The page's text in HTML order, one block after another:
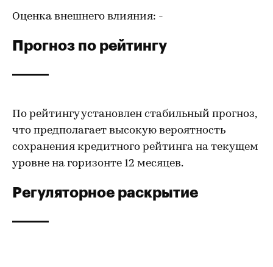
Оценка внешнего влияния: -
Прогноз по рейтингу
По рейтингу установлен стабильный прогноз,
что предполагает высокую вероятность
сохранения кредитного рейтинга на текущем
уровне на горизонте 12 месяцев.
Регуляторное раскрытие